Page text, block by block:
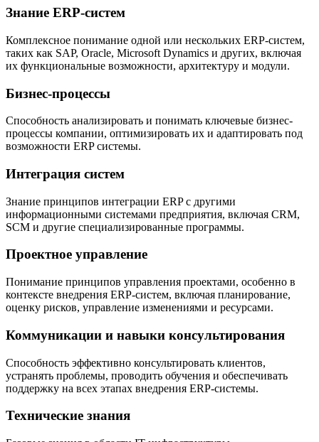
Знание ERP-систем
Комплексное понимание одной или нескольких ERP-систем,
таких как SAP, Oracle, Microsoft Dynamics и других, включая
их функциональные возможности, архитектуру и модули.
Бизнес-процессы
Способность анализировать и понимать ключевые бизнес-
процессы компании, оптимизировать их и адаптировать под
возможности ERP системы.
Интеграция систем
Знание принципов интеграции ERP с другими
информационными системами предприятия, включая CRM,
SCM и другие специализированные программы.
Проектное управление
Понимание принципов управления проектами, особенно в
контексте внедрения ERP-систем, включая планирование,
оценку рисков, управление изменениями и ресурсами.
Коммуникации и навыки консультирования
Способность эффективно консультировать клиентов,
устранять проблемы, проводить обучения и обеспечивать
поддержку на всех этапах внедрения ERP-системы.
Технические знания